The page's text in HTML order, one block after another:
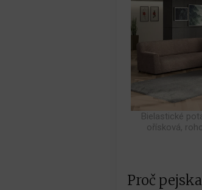
Bielastické
ořísková,
Proč